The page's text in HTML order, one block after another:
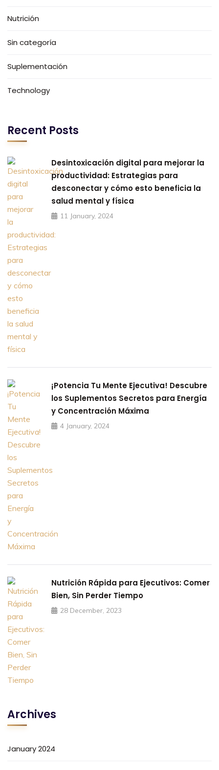
Nutrición
Sin categoría
Suplementación
Technology
Recent Posts
Desintoxicación digital para mejorar la
productividad: Estrategias para
desconectar y cómo esto beneficia la
salud mental y física
11 January, 2024
¡Potencia Tu Mente Ejecutiva! Descubre
los Suplementos Secretos para Energía
y Concentración Máxima
4 January, 2024
Nutrición Rápida para Ejecutivos: Comer
Bien, Sin Perder Tiempo
28 December, 2023
Archives
January 2024